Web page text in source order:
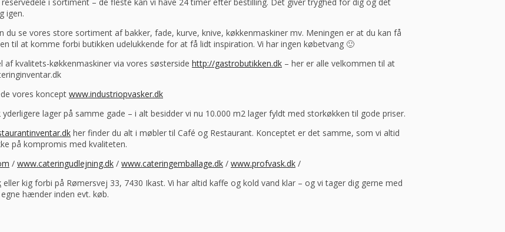
igen.
se vores store sortiment af bakker, fade, kurve, knive, køkkenmaskiner mv. Meningen er at du kan få
til at komme forbi butikken udelukkende for at få lidt inspiration. Vi har ingen købetvang 🙂
kvalitets-køkkenmaskiner via vores søsterside http://gastrobutikken.dk – her er alle velkommen til at
vores koncept www.industriopvasker.dk
lager på samme gade – i alt besidder vi nu 10.000 m2 lager fyldt med storkøkken til gode priser.
her finder du alt i møbler til Café og Restaurant. Konceptet er det samme, som vi altid
på kompromis med kvaliteten.
/ www.cateringudlejning.dk / www.cateringemballage.dk / www.profvask.dk /
eller kig forbi på Rømersvej 33, 7430 Ikast. Vi har altid kaffe og kold vand klar – og vi tager dig gerne med
hænder inden evt. køb.